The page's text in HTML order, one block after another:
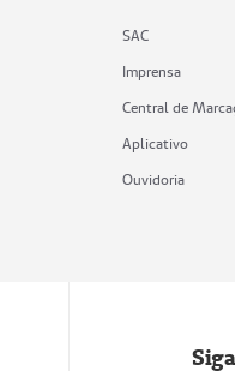
SAC
Imprensa
Central de
Aplicativo
Ouvidoria